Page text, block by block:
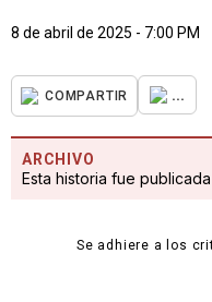
8 de abril de 2025 - 7:00 PM
COMPARTIR ...
ARCHIVO
Esta historia fue
Se adhiere a los